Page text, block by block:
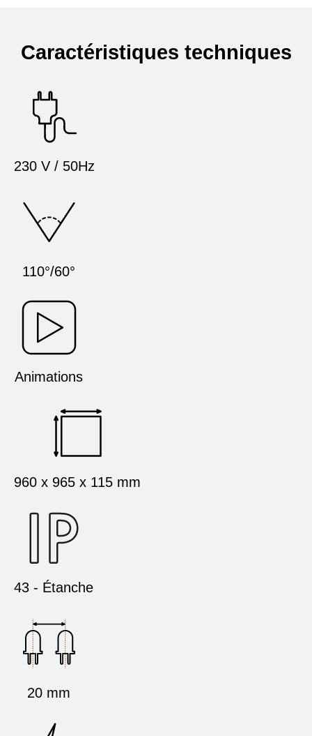
Caractéristiques techniques
230 V / 50Hz
110°/60°
Animations
960 x 965 x 115 mm
43 - Étanche
20 mm